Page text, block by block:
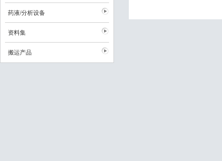
药液/分析设备
资料集
搬运产品